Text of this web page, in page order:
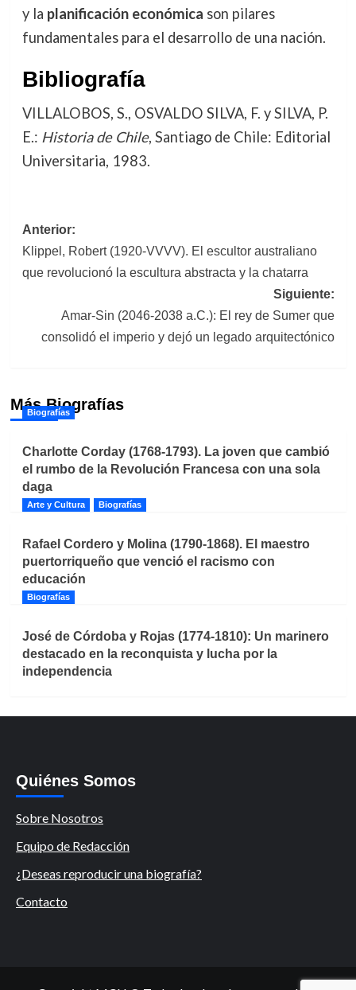
y la planificación económica son pilares
fundamentales para el desarrollo de una nación.
Bibliografía
VILLALOBOS, S., OSVALDO SILVA, F. y SILVA, P.
E.: Historia de Chile, Santiago de Chile: Editorial
Universitaria, 1983.
Navegación
de
entradas
Anterior:
Klippel, Robert (1920-VVVV). El escultor australiano
que revolucionó la escultura abstracta y la chatarra
Siguiente:
Amar-Sin (2046-2038 a.C.): El rey de Sumer que
consolidó el imperio y dejó un legado arquitectónico
Más Biografías
Biografías
Charlotte Corday (1768-1793). La joven que cambió
el rumbo de la Revolución Francesa con una sola
daga
Arte y Cultura Biografías
Rafael Cordero y Molina (1790-1868). El maestro
puertorriqueño que venció el racismo con
educación
Biografías
José de Córdoba y Rojas (1774-1810): Un marinero
destacado en la reconquista y lucha por la
independencia
Quiénes Somos
Sobre Nosotros
Equipo de Redacción
¿Deseas reproducir una biografía?
Contacto